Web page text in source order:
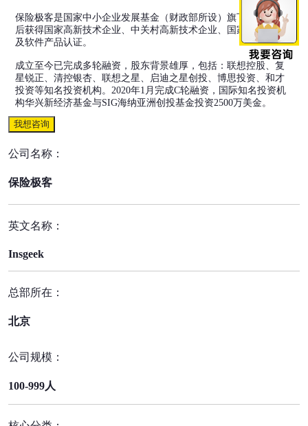
保险极客是国家中小企业发展基金（财政部所设）旗下项目，先
后获得国家高新技术企业、中关村高新技术企业、国家软件企业
及软件产品认证。
成立至今已完成多轮融资，股东背景雄厚，包括：联想控股、复
星锐正、清控银杏、联想之星、启迪之星创投、博思投资、和才
投资等知名投资机构。2020年1月完成C轮融资，国际知名投资机
构华兴新经济基金与SIG海纳亚洲创投基金投资2500万美金。
我想咨询
公司名称：
保险极客
英文名称：
Insgeek
总部所在：
北京
公司规模：
100-999人